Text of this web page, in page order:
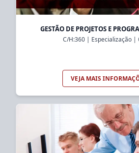
GESTÃO DE PROJETOS E
C/H:360| Especialização|
VEJA MAIS